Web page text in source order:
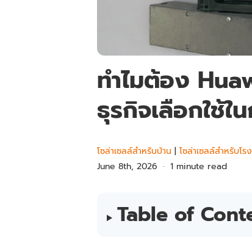
ทำไมต้อง
ธุรกิจเลือกใช้ใ
โซล่าเซลล์สำหรับบ้าน | โซล่าเซลล์สำหรับโร
June 8th, 2026
1 minute read
Table of